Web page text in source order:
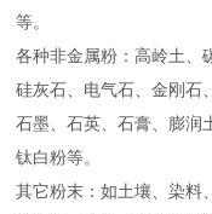
等。
各种非金属粉：高岭土、
硅灰石、电气石、金刚石
石墨、石英、石膏、膨润
钛白粉等。
其它粉末：如土壤、染料